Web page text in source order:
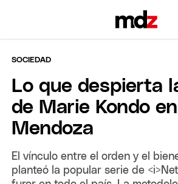
SOCIEDAD
Lo que despierta
de Marie Kondo en
Mendoza
El vínculo entre el orden y el
planteó la popular serie de